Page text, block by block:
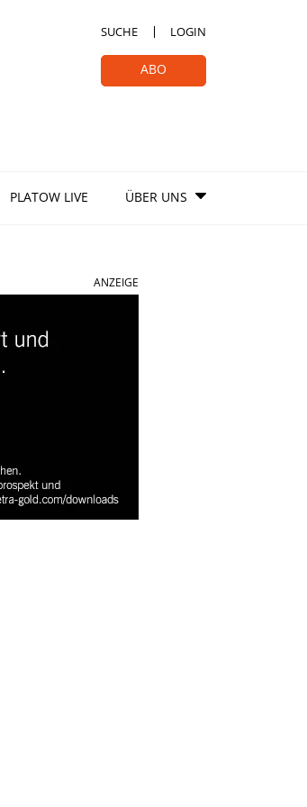
SUCHE LOGIN
ABO
PLATOW LIVE ÜBER UNS
ANZEIGE